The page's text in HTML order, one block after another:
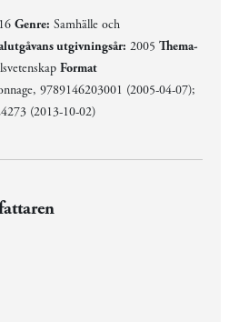
Genre: Samhälle och
utgivningsår: 2005 Thema-
Format
9789146203001 (2005-04-07);
(2013-10-02)